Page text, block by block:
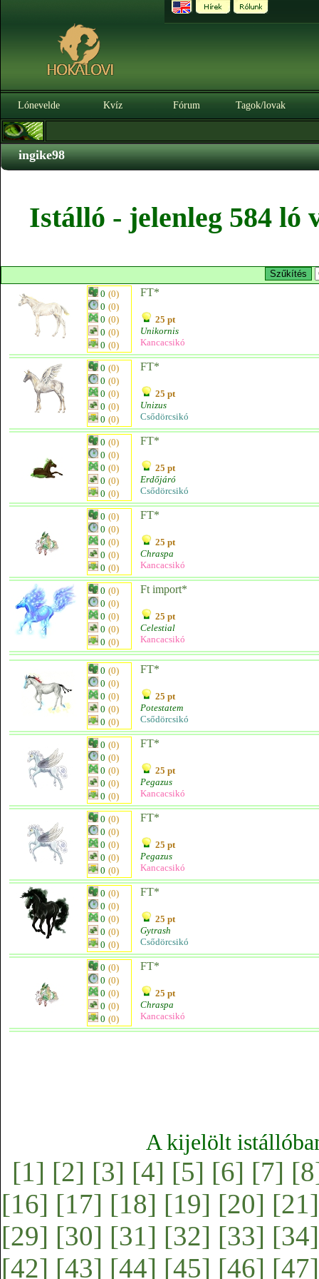
Lónevelde Kvíz Fórum Tagok/lovak
ingike98
Istálló - jelenleg 584 ló
0 (0)
0 (0)
0 (0)
0 (0)
0 (0)
FT*
25 pt
Unikornis
Kancacsikó
0 (0)
0 (0)
0 (0)
0 (0)
0 (0)
FT*
25 pt
Unizus
Csődörcsikó
0 (0)
0 (0)
0 (0)
0 (0)
0 (0)
FT*
25 pt
Erdőjáró
Csődörcsikó
0 (0)
0 (0)
0 (0)
0 (0)
0 (0)
FT*
25 pt
Chraspa
Kancacsikó
0 (0)
0 (0)
0 (0)
0 (0)
0 (0)
Ft import*
25 pt
Celestial
Kancacsikó
0 (0)
0 (0)
0 (0)
0 (0)
0 (0)
FT*
25 pt
Potestatem
Csődörcsikó
0 (0)
0 (0)
0 (0)
0 (0)
0 (0)
FT*
25 pt
Pegazus
Kancacsikó
0 (0)
0 (0)
0 (0)
0 (0)
0 (0)
FT*
25 pt
Pegazus
Kancacsikó
0 (0)
0 (0)
0 (0)
0 (0)
0 (0)
FT*
25 pt
Gytrash
Csődörcsikó
0 (0)
0 (0)
0 (0)
0 (0)
0 (0)
FT*
25 pt
Chraspa
Kancacsikó
A kijelölt
[1] [2] [3] [4] [5] [6] [7]
[16] [17] [18] [19] [20] [21]
[29] [30] [31] [32] [33] [34]
[42] [43] [44] [45] [46] [47]